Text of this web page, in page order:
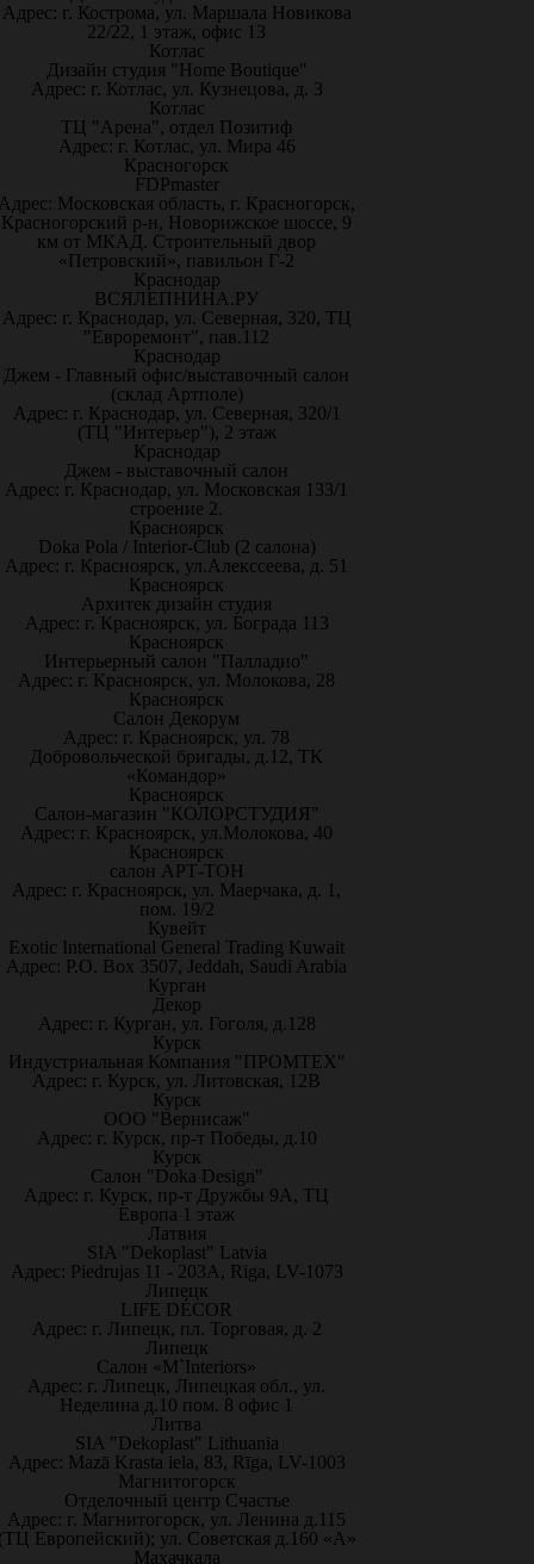
Адрес: г. Кострома, ул. Маршала Новикова
22/22, 1 этаж, офис 13
Котлас
Дизайн студия "Home Boutique"
Адрес: г. Котлас, ул. Кузнецова, д. 3
Котлас
ТЦ "Арена", отдел Позитиф
Адрес: г. Котлас, ул. Мира 46
Красногорск
FDPmaster
Московская область, г. Красногорск,
Красногорский р-н, Новорижское шоссе, 9
км от МКАД. Строительный двор
«Петровский», павильон Г-2
Краснодар
ВСЯЛЕПНИНА.РУ
Адрес: г. Краснодар, ул. Северная, 320, ТЦ
"Евроремонт", пав.112
Краснодар
Джем - Главный офис/выставочный салон
(склад Артполе)
Адрес: г. Краснодар, ул. Северная, 320/1
(ТЦ "Интерьер"), 2 этаж
Краснодар
Джем - выставочный салон
Адрес: г. Краснодар, ул. Московская 133/1
строение 2.
Красноярск
Doka Pola / Interior-Club (2 салона)
Адрес: г. Красноярск, ул.Алекссеева, д. 51
Красноярск
Архитек дизайн студия
Адрес: г. Красноярск, ул. Бограда 113
Красноярск
Интерьерный салон "Палладио"
Адрес: г. Красноярск, ул. Молокова, 28
Красноярск
Салон Декорум
Адрес: г. Красноярск, ул. 78
Добровольческой бригады, д.12, ТК
«Командор»
Красноярск
Салон-магазин "КОЛОРСТУДИЯ"
Адрес: г. Красноярск, ул.Молокова, 40
Красноярск
салон АРТ-ТОН
Адрес: г. Красноярск, ул. Маерчака, д. 1,
пом. 19/2
Кувейт
Exotic International General Trading Kuwait
Адрес: P.O. Box 3507, Jeddah, Saudi Arabia
Курган
Декор
Адрес: г. Курган, ул. Гоголя, д.128
Курск
Индустриальная Компания "ПРОМТЕХ"
Адрес: г. Курск, ул. Литовская, 12В
Курск
ООО "Вернисаж"
Адрес: г. Курск, пр-т Победы, д.10
Курск
Салон "Doka Design"
Адрес: г. Курск, пр-т Дружбы 9А, ТЦ
Европа 1 этаж
Латвия
SIA "Dekoplast" Latvia
Адрес: Piedrujas 11 - 203A, Riga, LV-1073
Липецк
LIFE DÉCOR
Адрес: г. Липецк, пл. Торговая, д. 2
Липецк
Салон «M`Interiors»
Адрес: г. Липецк, Липецкая обл., ул.
Неделина д.10 пом. 8 офис 1
Литва
SIA "Dekoplast" Lithuania
Адрес: Mazā Krasta iela, 83, Rīga, LV-1003
Магнитогорск
Отделочный центр Счастье
Адрес: г. Магнитогорск, ул. Ленина д.115
Европейский); ул. Советская д.160 «А»
Махачкала